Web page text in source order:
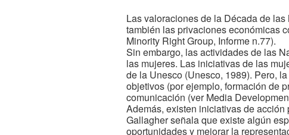
Las valoraciones de la Década de
también las privaciones económicas
Minority Right Group, Informe n.77).
Sin embargo, las actividades de las
las mujeres. Las iniciativas de las
de la Unesco (Unesco, 1989). Pero,
objetivos (por ejemplo, formación de
comunicación (ver Media
Además, existen iniciativas de
Gallagher señala que existe algún
oportunidades y mejorar la